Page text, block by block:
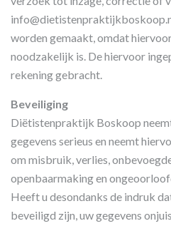
worden gemaakt, omdat
noodzakelijk is. De hiervoor
rekening gebracht.
Beveiliging
Diëtistenpraktijk Boskoop
gegevens serieus en neemt
om misbruik, verlies,
openbaarmaking en
Heeft u desondanks de indruk
beveiligd zijn, uw gegevens